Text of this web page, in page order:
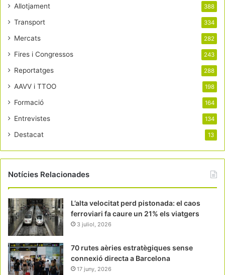
Allotjament 388
Transport 334
Mercats 282
Fires i Congressos 243
Reportatges 288
AAVV i TTOO 198
Formació 164
Entrevistes 134
Destacat 13
Notícies Relacionades
L’alta velocitat perd pistonada: el caos
ferroviari fa caure un 21% els viatgers
3 juliol, 2026
70 rutes aèries estratègiques sense
connexió directa a Barcelona
17 juny, 2026